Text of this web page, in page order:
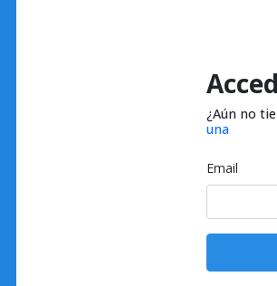
¿Aún no
una
Email